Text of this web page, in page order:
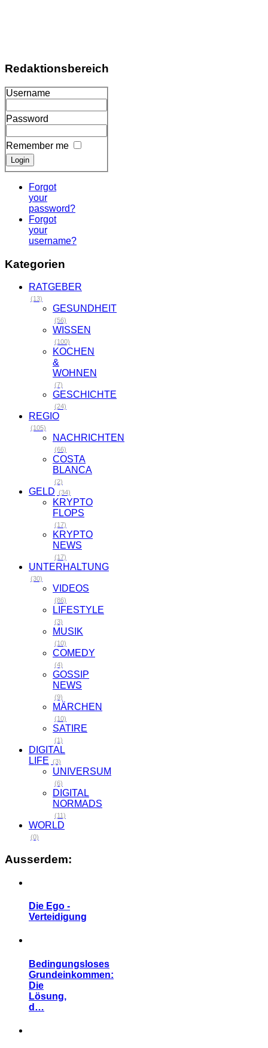
Redaktionsbereich
Username
Password
Remember me
Forgot
your
password?
Forgot
your
username?
Kategorien
RATGEBER
(13)
GESUNDHEIT
(56)
WISSEN
(100)
KOCHEN
&
WOHNEN
(7)
GESCHICHTE
(24)
REGIO
(105)
NACHRICHTEN
(66)
COSTA
BLANCA
(2)
GELD (34)
KRYPTO
FLOPS
(17)
KRYPTO
NEWS
(17)
UNTERHALTUNG
(30)
VIDEOS
(86)
LIFESTYLE
(3)
MUSIK
(10)
COMEDY
(4)
GOSSIP
NEWS
(9)
MÄRCHEN
(10)
SATIRE
(1)
DIGITAL
LIFE (3)
UNIVERSUM
(6)
DIGITAL
NORMADS
(11)
WORLD
(0)
Ausserdem:
Die Ego -
Verteidigung
Bedingungsloses
Grundeinkommen:
Die
Lösung,
d…